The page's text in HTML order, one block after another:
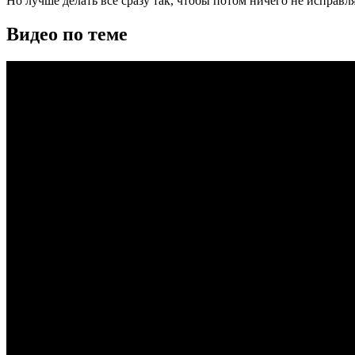
Видео по теме